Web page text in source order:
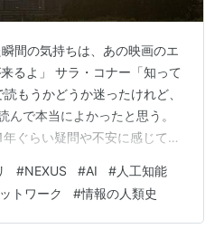
間の気持ちは、あの映画のエ
るよ」 サラ・コナー「知って
もうかどうか迷ったけれど、
んで本当によかったと思う。
ぐらい疑問や不安に感じてい
詳細な批評が投稿されてい
まなくてもいいという声もあ
のと本書を読むことは全然違
#NEXUS #AI #人工知能
トワーク #情報の人類史